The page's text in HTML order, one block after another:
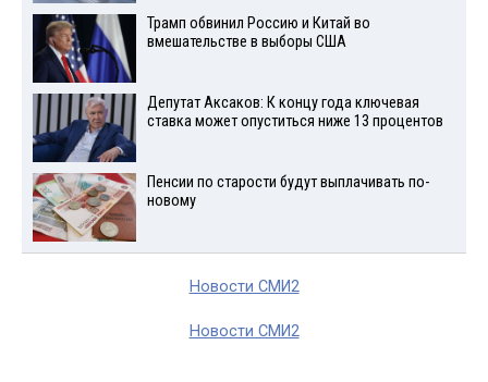
Трамп обвинил Россию и Китай во
вмешательстве в выборы США
Депутат Аксаков: К концу года ключевая
ставка может опуститься ниже 13 процентов
Пенсии по старости будут выплачивать по-
новому
Новости СМИ2
Новости СМИ2